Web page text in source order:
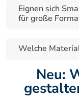
Eignen sich
für große
Welche
Neu: